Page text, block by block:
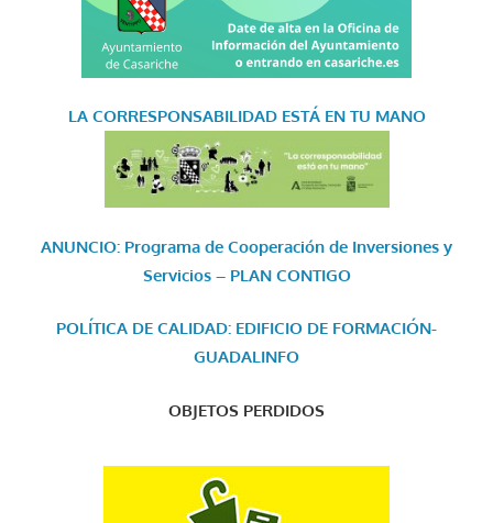
LA CORRESPONSABILIDAD ESTÁ EN TU MANO
ANUNCIO: Programa de Cooperación de Inversiones y
Servicios – PLAN CONTIGO
POLÍTICA DE CALIDAD: EDIFICIO DE FORMACIÓN-
GUADALINFO
OBJETOS PERDIDOS